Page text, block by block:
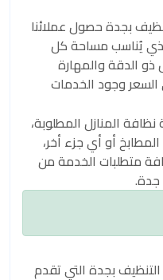
بجدة حصول عملائنا
يُناسب مساحة كل
الدقة والمهارة
وجود الخدمات
المنازل المطلوبة،
أو أي جزء أخر،
متطلبات الخدمة من
جدة.
بجدة التي تقدم